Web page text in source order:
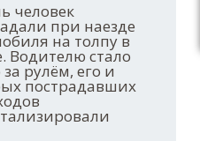
человек
при наезде
на толпу в
Водителю стало
рулём, его и
пострадавших